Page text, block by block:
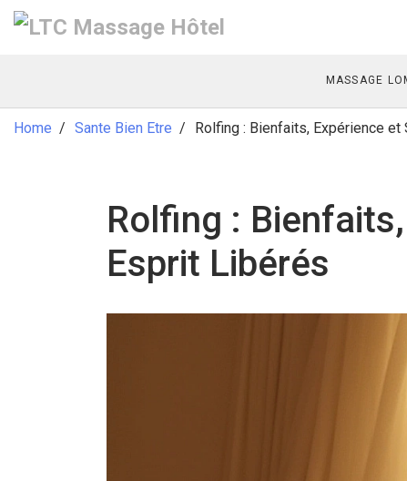
MASSAGE
Home Sante Bien Etre Rolfing : Bienfaits, Expérience
Rolfing :
Esprit Libérés